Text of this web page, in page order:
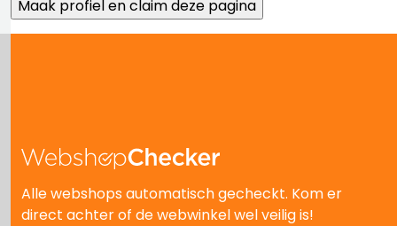
Alle webshops automatisch gecheckt. Kom er
direct achter of de webwinkel wel veilig is!